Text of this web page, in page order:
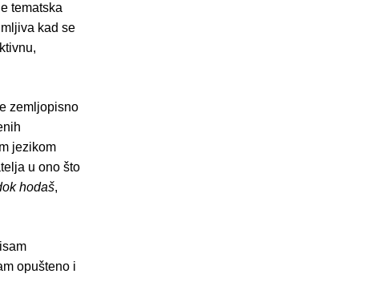
tematska
kad se
zemljopisno
jezikom
u ono što
hodaš,
opušteno i